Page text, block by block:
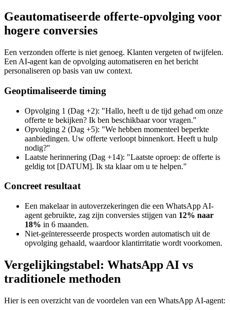
Geautomatiseerde offerte-opvolging voor
hogere conversies
Een verzonden offerte is niet genoeg. Klanten vergeten of twijfelen.
Een AI-agent kan de opvolging automatiseren en het bericht
personaliseren op basis van uw context.
Geoptimaliseerde timing
Opvolging 1 (Dag +2): "Hallo, heeft u de tijd gehad om onze
offerte te bekijken? Ik ben beschikbaar voor vragen."
Opvolging 2 (Dag +5): "We hebben momenteel beperkte
aanbiedingen. Uw offerte verloopt binnenkort. Heeft u hulp
nodig?"
Laatste herinnering (Dag +14): "Laatste oproep: de offerte is
geldig tot [DATUM]. Ik sta klaar om u te helpen."
Concreet resultaat
Een makelaar in autoverzekeringen die een WhatsApp AI-
agent gebruikte, zag zijn conversies stijgen van 12% naar
18% in 6 maanden.
Niet-geïnteresseerde prospects worden automatisch uit de
opvolging gehaald, waardoor klantirritatie wordt voorkomen.
Vergelijkingstabel: WhatsApp AI vs
traditionele methoden
Hier is een overzicht van de voordelen van een WhatsApp AI-agent: